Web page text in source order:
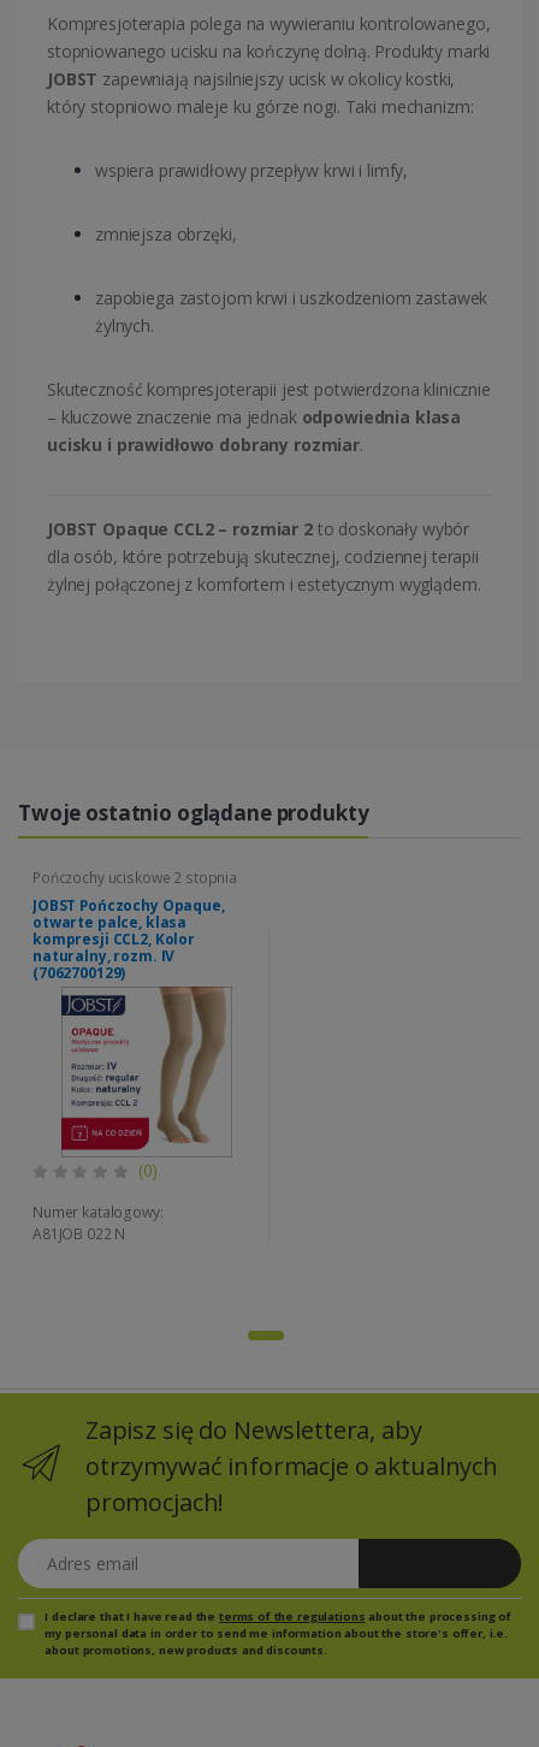
Kompresjoterapia polega na wywieraniu kontrolowanego,
stopniowanego ucisku na kończynę dolną. Produkty marki
JOBST zapewniają najsilniejszy ucisk w okolicy kostki,
który stopniowo maleje ku górze nogi. Taki mechanizm:
wspiera prawidłowy przepływ krwi i limfy,
zmniejsza obrzęki,
zapobiega zastojom krwi i uszkodzeniom zastawek
żylnych.
Skuteczność kompresjoterapii jest potwierdzona klinicznie
– kluczowe znaczenie ma jednak odpowiednia klasa
ucisku i prawidłowo dobrany rozmiar.
JOBST Opaque CCL2 – rozmiar 2to doskonały wybór
dla osób, które potrzebują skutecznej, codziennej terapii
żylnej połączonej z komfortem i estetycznym wyglądem.
Twoje ostatnio oglądane produkty
Pończochy uciskowe 2 stopnia
JOBST Pończochy Opaque,
otwarte palce, klasa
kompresji CCL2, Kolor
naturalny, rozm. IV
(7062700129)
(0)
Numer katalogowy:
A81JOB 022 N
Zapisz się do Newslettera, aby
otrzymywać informacje o aktualnych
promocjach!
Adres email
I declare that I have read the terms of the regulations about the processing of
my personal data in order to send me information about the store's offer, i.e.
about promotions, new products and discounts.